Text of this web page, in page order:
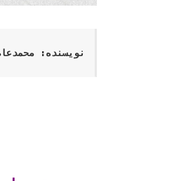
نویسنده: